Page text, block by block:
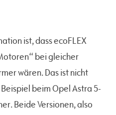
ist, dass ecoFLEX
bei gleicher
wären. Das ist nicht
beim Opel Astra 5-
Beide Versionen, also